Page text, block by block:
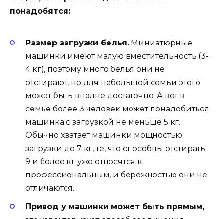
понадобятся:
Размер загрузки белья. Миниатюрные
машинки имеют малую вместительность (3-
4 кг), поэтому много белья они не
отстирают, но для небольшой семьи этого
может быть вполне достаточно. А вот в
семье более 3 человек может понадобиться
машинка с загрузкой не меньше 5 кг.
Обычно хватает машинки мощностью
загрузки до 7 кг, те, что способны отстирать
9 и более кг уже относятся к
профессиональным, и бережностью они не
отличаются.
Привод у машинки может быть прямым,